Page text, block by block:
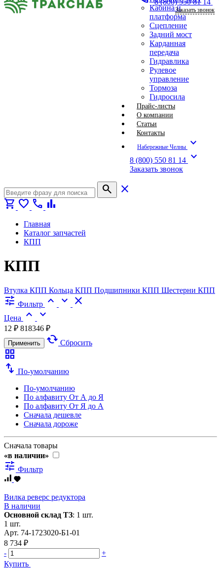
Кабина и
платформа
Сцепление
Задний мост
Карданная
передача
Гидравлика
Рулевое
управление
Тормоза
Гидросила
Прайс-листы
О компании
Статьи
Контакты
Набережные Челны expand_more
8 (800) 550 81 14 expand_more
Заказать звонок
Заказать звонок
search
close
shopping_cart favorite call bar_chart
Главная
Каталог запчастей
КПП
КПП
Втулка КПП Кольца КПП Подшипники КПП Шестерни КПП
tune Фильтр expand_less expand_more close
Цена expand_less expand_more
12 ₽ 818346 ₽
Применить cached Сбросить
grid_view
swap_vert По-умолчанию
По-умолчанию
По алфавиту От А до Я
По алфавиту От Я до А
Сначала дешевле
Сначала дороже
Сначала товары
«в наличии»
tune Фильтр
Вилка реверс редуктора
В наличии
Основной склад ТЗ: 1 шт.
1 шт.
Арт. 74-1723020-Б1-01
8 734 ₽
-
+
Купить